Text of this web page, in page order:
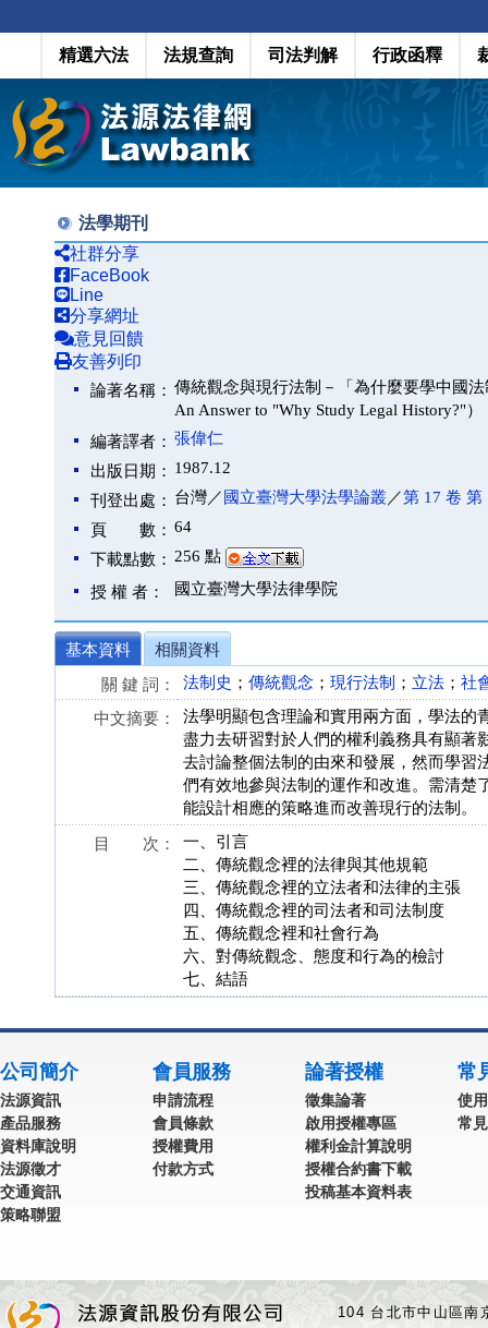
精選六法 法規查詢 司法判解 行政函釋
法學期刊
社群分享
FaceBook
Line
分享網址
意見回饋
友善列印
論著名稱： 傳統觀念與現行法制－「為什麼要學中國法
An Answer to "Why Study Legal History?"）
編著譯者： 張偉仁
出版日期： 1987.12
刊登出處： 台灣／ 國立臺灣大學法學論叢／第 17 卷 第
頁 數： 64
下載點數： 256 點
授 權 者： 國立臺灣大學法律學院
基本資料
相關資料
關 鍵 詞：
法制史 ； 傳統觀念 ； 現行法制 ； 立法 ； 社
中文摘要：
法學明顯包含理論和實用兩方面，學法的
盡力去研習對於人們的權利義務具有顯著
去討論整個法制的由來和發展，然而學習
們有效地參與法制的運作和改進。需清楚
能設計相應的策略進而改善現行的法制。
目 次：
一、引言
二、傳統觀念裡的法律與其他規範
三、傳統觀念裡的立法者和法律的主張
四、傳統觀念裡的司法者和司法制度
五、傳統觀念裡和社會行為
六、對傳統觀念、態度和行為的檢討
七、結語
公司簡介
法源資訊
產品服務
資料庫說明
法源徵才
交通資訊
策略聯盟
會員服務
申請流程
會員條款
授權費用
付款方式
論著授權
徵集論著
啟用授權專區
權利金計算說明
授權合約書下載
投稿基本資料表
常
使
常
104 台北市中山區